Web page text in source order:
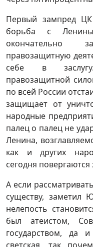
Первый зампред
борьба с
окончательно
правозащитную
себе в
правозащитной
по всей России
защищает от
народные
палец о палец не
Ленина,
как и других
сегодня
А если
существу, заметил
нелепость
был атеистом,
государством, да